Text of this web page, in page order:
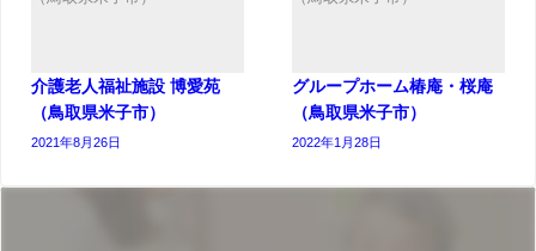
介護老人福祉施設 博愛苑
（鳥取県米子市）
2021年8月26日
グループホーム椿庵・桜庵
（鳥取県米子市）
2022年1月28日